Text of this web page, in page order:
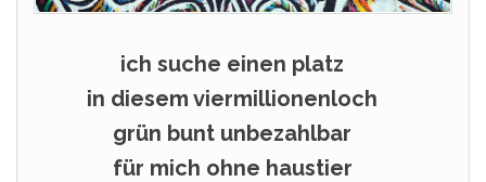
ich suche einen platz
in diesem viermillionenloch
grün bunt unbezahlbar
für mich ohne haustier